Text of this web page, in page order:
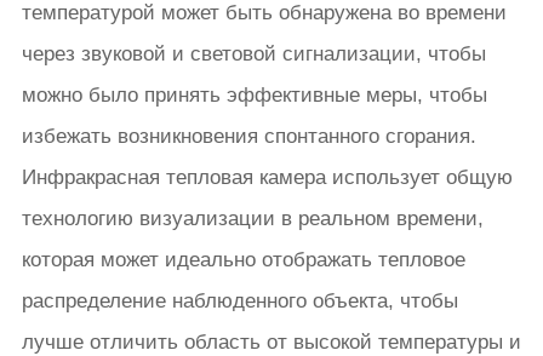
температурой может быть обнаружена во времени
через звуковой и световой сигнализации, чтобы
можно было принять эффективные меры, чтобы
избежать возникновения спонтанного сгорания.
Инфракрасная тепловая камера использует общую
технологию визуализации в реальном времени,
которая может идеально отображать тепловое
распределение наблюденного объекта, чтобы
лучше отличить область от высокой температуры и